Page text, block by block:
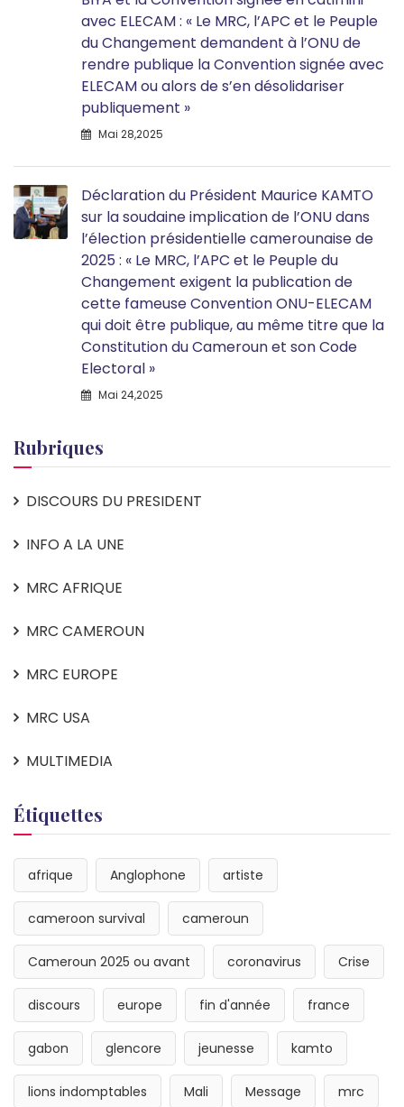
avec ELECAM : « Le MRC, l’APC et le Peuple
du Changement demandent à l’ONU de
rendre publique la Convention signée avec
ELECAM ou alors de s’en désolidariser
publiquement »
Mai 28,2025
Déclaration du Président Maurice KAMTO
sur la soudaine implication de l’ONU dans
l’élection présidentielle camerounaise de
2025 : « Le MRC, l’APC et le Peuple du
Changement exigent la publication de
cette fameuse Convention ONU-ELECAM
qui doit être publique, au même titre que la
Constitution du Cameroun et son Code
Electoral »
Mai 24,2025
Rubriques
DISCOURS DU PRESIDENT
INFO A LA UNE
MRC AFRIQUE
MRC CAMEROUN
MRC EUROPE
MRC USA
MULTIMEDIA
Étiquettes
afrique Anglophone artiste
cameroon survival cameroun
Cameroun 2025 ou avant coronavirus Crise
discours europe fin d'année france
gabon glencore jeunesse kamto
lions indomptables Mali Message mrc